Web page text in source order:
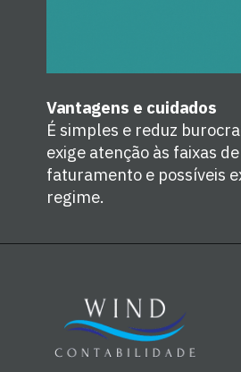
Vantagens e cuidados
É simples e reduz
exige atenção às faixas de
faturamento e possíveis
regime.